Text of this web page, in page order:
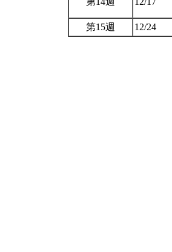
第15週 12/24